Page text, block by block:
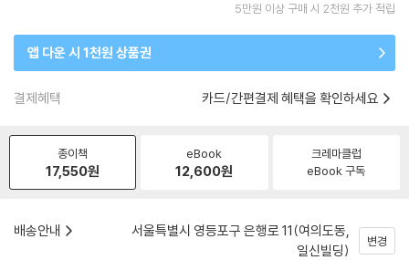
5만원 이상 구매 시 2천원 추가 적립
앱 다운 시 1천원 상품권
결제혜택 카드/간편결제 혜택을 확인하세요
종이책
17,550원
eBook
12,600원
크레마클럽
eBook 구독
배송안내
서울특별시 영등포구 은행로 11(여의도동,
일신빌딩)
변경